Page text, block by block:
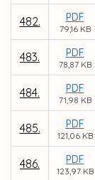
482. PDF
79,16 KB
483. PDF
78,87 KB
484. PDF
71,98 KB
485. PDF
121,06 KB
486. PDF
123,97 KB